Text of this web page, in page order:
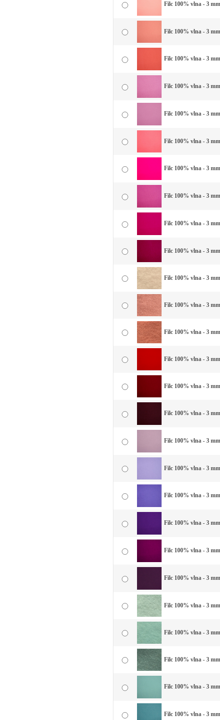
Filc 100% vlna - 3
Filc 100% vlna - 3
Filc 100% vlna - 3
Filc 100% vlna - 3
Filc 100% vlna - 3
Filc 100% vlna - 3
Filc 100% vlna - 3
Filc 100% vlna - 3
Filc 100% vlna - 3
Filc 100% vlna - 3
Filc 100% vlna - 3
Filc 100% vlna - 3
Filc 100% vlna - 3
Filc 100% vlna - 3
Filc 100% vlna - 3
Filc 100% vlna - 3
Filc 100% vlna - 3
Filc 100% vlna - 3
Filc 100% vlna - 3
Filc 100% vlna - 3
Filc 100% vlna - 3
Filc 100% vlna - 3
Filc 100% vlna - 3
Filc 100% vlna - 3
Filc 100% vlna - 3
Filc 100% vlna - 3
Filc 100% vlna - 3